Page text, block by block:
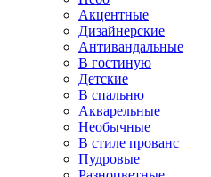
Акцентные
Дизайнерские
Антивандальные
В гостиную
Детские
В спальню
Акварельные
Необычные
В стиле прованс
Пудровые